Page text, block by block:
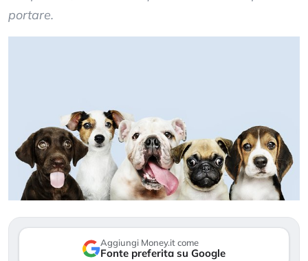
portare.
Aggiungi Money.it come
Fonte preferita su Google